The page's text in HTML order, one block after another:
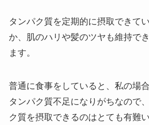
タンパク質を定期的に摂取できて
か、肌のハリや髪のツヤも維持で
ます。
普通に食事をしていると、私の場
タンパク質不足になりがちなので
ク質を摂取できるのはとても有難い